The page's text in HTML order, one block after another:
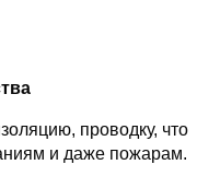
проводку, что
и даже пожарам.